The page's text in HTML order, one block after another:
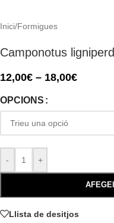
Inici/Formigues
Camponotus
12,00€ – 18,00€
OPCIONS
- +
Llista de desitjos